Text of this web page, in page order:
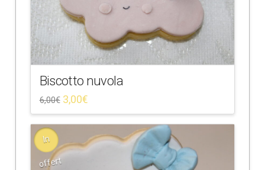
Biscotto nuvola
6,00€ 3,00€
In
offert